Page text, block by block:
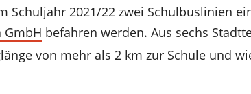
Schuljahr 2021/22 zwei Schulbuslinien
GmbH befahren werden. Aus sechs
von mehr als 2 km zur Schule und